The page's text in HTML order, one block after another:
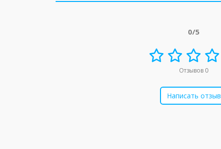
0/5
Отзывов 0
Написать отзыв